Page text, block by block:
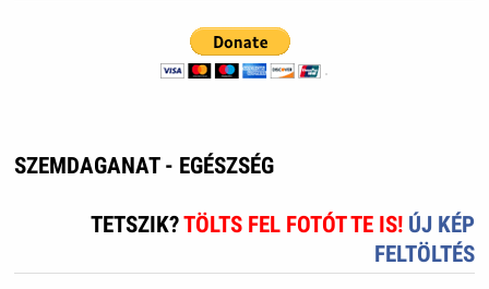
SZEMDAGANAT - EGÉSZSÉG
TETSZIK?TÖLTS FEL FOTÓT TE IS! ÚJ KÉP
FELTÖLTÉS